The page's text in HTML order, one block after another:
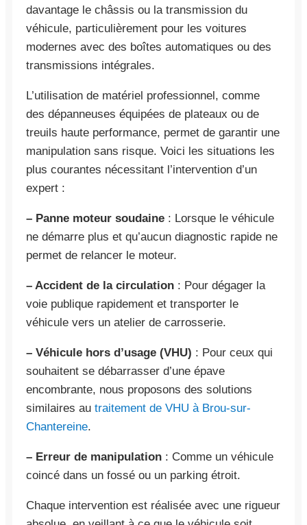
davantage le châssis ou la transmission du
véhicule, particulièrement pour les voitures
modernes avec des boîtes automatiques ou des
transmissions intégrales.
L’utilisation de matériel professionnel, comme
des dépanneuses équipées de plateaux ou de
treuils haute performance, permet de garantir une
manipulation sans risque. Voici les situations les
plus courantes nécessitant l’intervention d’un
expert :
– Panne moteur soudaine : Lorsque le véhicule
ne démarre plus et qu’aucun diagnostic rapide ne
permet de relancer le moteur.
– Accident de la circulation : Pour dégager la
voie publique rapidement et transporter le
véhicule vers un atelier de carrosserie.
– Véhicule hors d’usage (VHU) : Pour ceux qui
souhaitent se débarrasser d’une épave
encombrante, nous proposons des solutions
similaires au traitement de VHU à Brou-sur-
Chantereine.
– Erreur de manipulation : Comme un véhicule
coincé dans un fossé ou un parking étroit.
Chaque intervention est réalisée avec une rigueur